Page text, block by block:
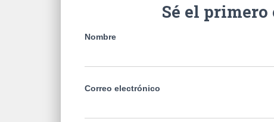
Sé el primero
Nombre
Correo electrónico